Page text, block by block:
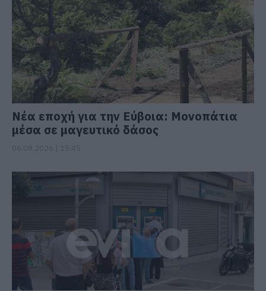
Νέα εποχή για την Εύβοια: Μονοπάτια
μέσα σε μαγευτικό δάσος